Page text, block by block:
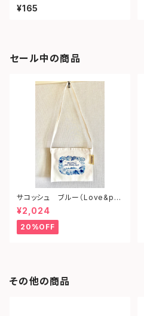
ェイ）
¥165
セール中の商品
サコッシュ ブルー（Love&pe
ace from shonan)
¥2,024
20%OFF
その他の商品